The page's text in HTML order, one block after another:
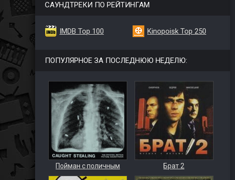
САУНДТРЕКИ ПО РЕЙТИНГАМ
IMDB Top 100 Kinopoisk Top 250
ПОПУЛЯРНОЕ ЗА ПОСЛЕДНЮЮ НЕДЕЛЮ:
Пойман с поличным Брат 2